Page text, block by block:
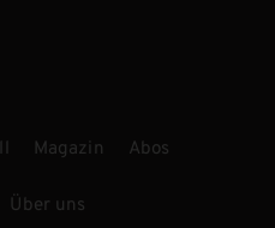
Magazin Abos
Über uns